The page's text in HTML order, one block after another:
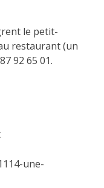
le petit-
restaurant (un
92 65 01.
une-